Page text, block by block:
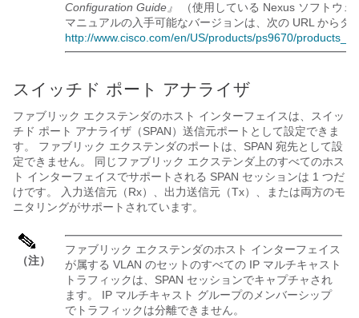
Configuration Guide』
（使用している Nexus ソフトウ
マニュアルの入手可能なバージョンは、次の URL からダ
http://www.cisco.com/en/US/products/ps9670/
スイッチド ポート アナライザ
ファブリック エクステンダのホスト インターフェイスは、スイッ
チド ポート アナライザ（SPAN）送信元ポートとして設定できま
す。 ファブリック エクステンダのポートは、SPAN 宛先として設
定できません。 同じファブリック エクステンダ上のすべてのホス
ト インターフェイスでサポートされる SPAN セッションは 1 つだ
けです。 入力送信元（Rx）、出力送信元（Tx）、または両方のモ
ニタリングがサポートされています。
（注）
ファブリック エクステンダのホスト インターフェイス
が属する VLAN のセットのすべての IP マルチキャスト
トラフィックは、SPAN セッションでキャプチャされ
ます。 IP マルチキャスト グループのメンバーシップ
でトラフィックは分離できません。